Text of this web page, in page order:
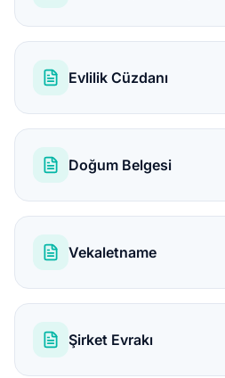
Evlilik Cüzdanı
Doğum Belgesi
Vekaletname
Şirket Evrakı